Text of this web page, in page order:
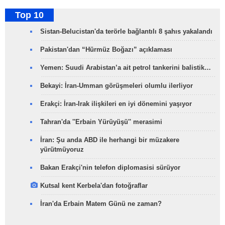
Top 10
Sistan-Belucistan'da terörle bağlantılı 8 şahıs yakalandı
Pakistan'dan “Hürmüz Boğazı” açıklaması
Yemen: Suudi Arabistan’a ait petrol tankerini balistik…
Bekayi: İran-Umman görüşmeleri olumlu ilerliyor
Erakçi: İran-Irak ilişkileri en iyi dönemini yaşıyor
Tahran'da ''Erbain Yürüyüşü'' merasimi
İran: Şu anda ABD ile herhangi bir müzakere
yürütmüyoruz
Bakan Erakçi'nin telefon diplomasisi sürüyor
Kutsal kent Kerbela'dan fotoğraflar
İran'da Erbain Matem Günü ne zaman?